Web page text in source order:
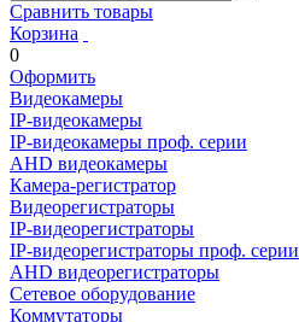
Сравнить товары
Корзина
0
Оформить
Видеокамеры
IP-видеокамеры
IP-видеокамеры проф. серии
AHD видеокамеры
Камера-регистратор
Видеорегистраторы
IP-видеорегистраторы
IP-видеорегистраторы проф. серии
AHD видеорегистраторы
Сетевое оборудование
Коммутаторы